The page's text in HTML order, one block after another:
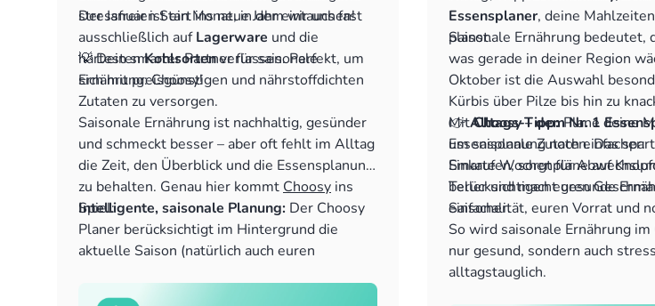
Der Januar ist ein Monat, in dem wir uns fast
ausschließlich aufLagerware und die
härtestenKohlsortenverlassen. Perfekt, um
sich mit preisgünstigen und nährstoffdichten
Zutaten zu versorgen.
stressfreien Start ins neue Jahr eintauchen!
💡 Dein smarter Partner für saisonale
Ernährung: Choosy!
Saisonale Ernährung ist nachhaltig, gesünder
und schmeckt besser – aber oft fehlt im Alltag
die Zeit, den Überblick und die Essensplanung
zu behalten. Genau hier kommt Choosy ins
Spiel:
Intelligente, saisonale Planung: Der Choosy
Planer berücksichtigt im Hintergrund die
aktuelle Saison (natürlich auch euren
mehr!) und bevorzugt diese Zutaten bei der
Essensplaner, deine
planst.
Saisonale Ernährung bedeutet,
was gerade in deiner Region
Oktober ist die Auswahl
Kürbis über Pilze bis hin zu
👉Alltags-Tipp:Plane deine
um saisonale Zutaten. Das
Einkaufen, sorgt für
Teller und macht gesunde
einfacher.
MitChoosy – dem Nr. 1
Essensplanung noch einfacher:
Smarte Wochenpläne auf
berücksichtigen euren
Saisonalität, euren Vorrat und
mehr
Rezepte von Social Media &
- alle Rezepte an einem Ort, nie
So wird saisonale Ernährung
nur gesund, sondern auch
alltagstauglich.